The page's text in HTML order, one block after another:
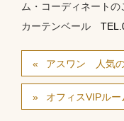
ム・コーディネートの
カーテンベール
アスワン 人気
オフィスVIPル